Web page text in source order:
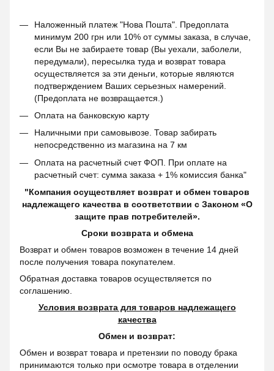
Наложенный платеж "Нова Пошта". Предоплата
минимум 200 грн или 10% от суммы заказа, в случае,
если Вы не забираете товар (Вы уехали, заболели,
передумали), пересылка туда и возврат товара
осуществляется за эти деньги, которые являются
подтверждением Ваших серьезных намерений.
(Предоплата не возвращается.)
Оплата на банковскую карту
Наличными при самовывозе. Товар забирать
непосредственно из магазина на 7 км
Оплата на расчетный счет ФОП. При оплате на
расчетный счет: сумма заказа + 1% комиссия банка"
"Компания осуществляет возврат и обмен товаров
надлежащего качества в соответствии с Законом «О
защите прав потребителей».
Сроки возврата и обмена
Возврат и обмен товаров возможен в течение 14 дней
после получения товара покупателем.
Обратная доставка товаров осуществляется по
соглашению.
Условия возврата для товаров надлежащего
качества
Обмен и возврат:
Обмен и возврат товара и претензии по поводу брака
принимаются только при осмотре товара в отделении